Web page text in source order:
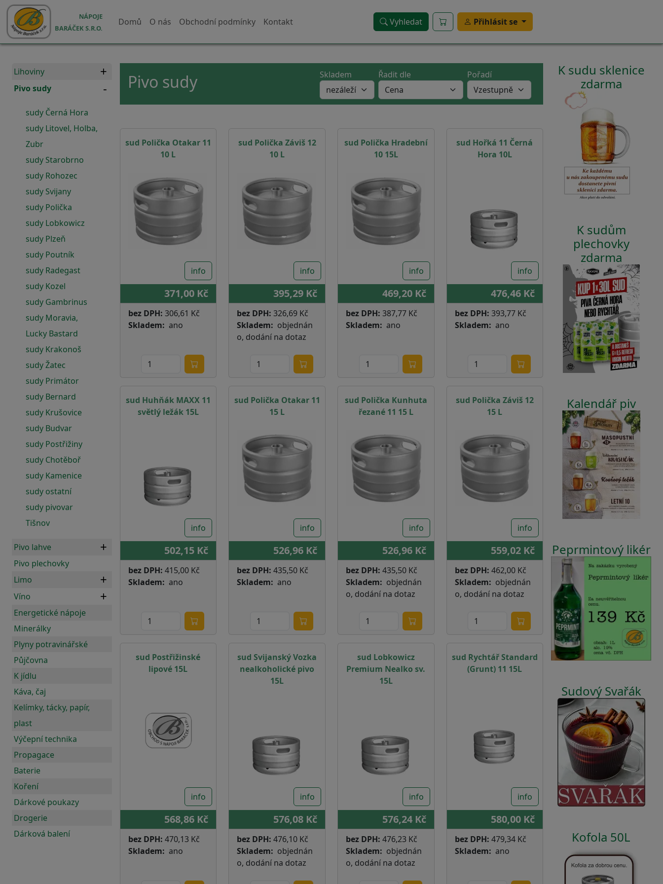
Přejít k hlavnímu obsahu
NÁPOJE
BARÁČEK S.R.O.
Hlavní navigace
Domů O nás Obchodní podmínky Kontakt Vyhledat Přihlásit se
Lihoviny
Pivo sudy
sudy Černá Hora
sudy Litovel, Holba,
Zubr
sudy Starobrno
sudy Rohozec
sudy Svijany
sudy Polička
sudy Lobkowicz
sudy Plzeň
sudy Poutník
sudy Radegast
sudy Kozel
sudy Gambrinus
sudy Moravia,
Lucky Bastard
sudy Krakonoš
sudy Žatec
sudy Primátor
sudy Bernard
sudy Krušovice
sudy Budvar
sudy Postřižiny
sudy Chotěboř
sudy Kamenice
sudy ostatní
sudy pivovar
Tišnov
Pivo lahve
Pivo plechovky
Limo
Víno
Energetické nápoje
Minerálky
Plyny potravinářské
Půjčovna
K jídlu
Káva, čaj
Kelímky, tácky, papír,
plast
Výčepní technika
Propagace
Baterie
Koření
Dárkové poukazy
Drogerie
Dárková balení
Pivo sudy Skladem Řadit dle Pořadí
sud Polička Otakar 11
10 L
info
371,00 Kč
bez DPH: 306,61 Kč
Skladem
ano
sud Polička Záviš 12
10 L
info
395,29 Kč
bez DPH: 326,69 Kč
Skladem
objednán
o, dodání na dotaz
sud Polička Hradební
10 15L
info
469,20 Kč
bez DPH: 387,77 Kč
Skladem
ano
sud Hořká 11 Černá
Hora 10L
info
476,46 Kč
bez DPH: 393,77 Kč
Skladem
ano
sud Huhňák MAXX 11
světlý ležák 15L
info
502,15 Kč
bez DPH: 415,00 Kč
Skladem
ano
sud Polička Otakar 11
15 L
info
526,96 Kč
bez DPH: 435,50 Kč
Skladem
ano
sud Polička Kunhuta
řezané 11 15 L
info
526,96 Kč
bez DPH: 435,50 Kč
Skladem
objednán
o, dodání na dotaz
sud Polička Záviš 12
15 L
info
559,02 Kč
bez DPH: 462,00 Kč
Skladem
objednán
o, dodání na dotaz
sud Postřižinské
lipové 15L
info
568,86 Kč
bez DPH: 470,13 Kč
Skladem
ano
sud Svijanský Vozka
nealkoholické pivo
15L
info
576,08 Kč
bez DPH: 476,10 Kč
Skladem
objednán
o, dodání na dotaz
sud Lobkowicz
Premium Nealko sv.
15L
info
576,24 Kč
bez DPH: 476,23 Kč
Skladem
objednán
o, dodání na dotaz
sud Rychtář Standard
(Grunt) 11 15L
info
580,00 Kč
bez DPH: 479,34 Kč
Skladem
ano
K sudu sklenice
zdarma
K sudům
plechovky
zdarma
Kalendář piv
Peprmintový likér
Sudový Svařák
Kofola 50L